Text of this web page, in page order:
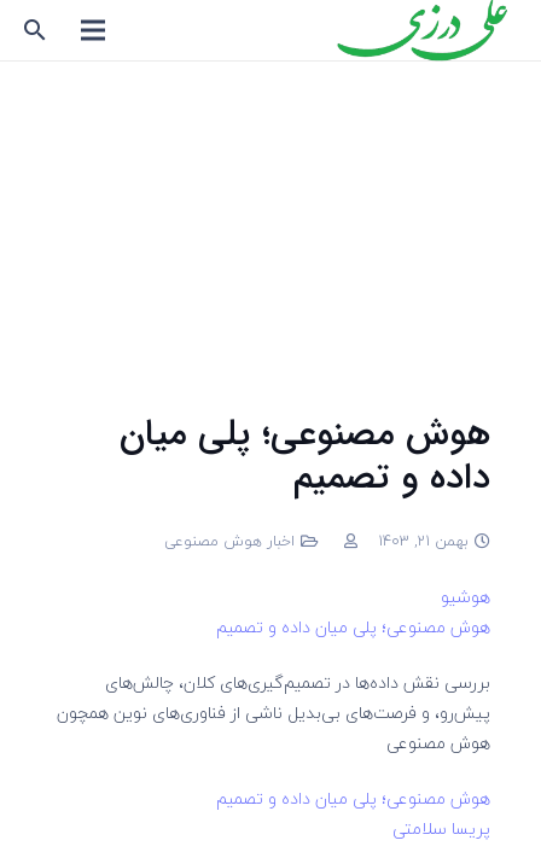
search
هوش مصنوعی؛ پلی میان
داده و تصمیم
بهمن 21, 1403 اخبار هوش مصنوعی
هوشیو
هوش مصنوعی؛ پلی میان داده و تصمیم
بررسی نقش داده‌ها در تصمیم‌گیری‌های کلان، چالش‌های
پیش‌رو، و فرصت‌های بی‌بدیل ناشی از فناوری‌های نوین همچون
هوش مصنوعی
هوش مصنوعی؛ پلی میان داده و تصمیم
پریسا سلامتی